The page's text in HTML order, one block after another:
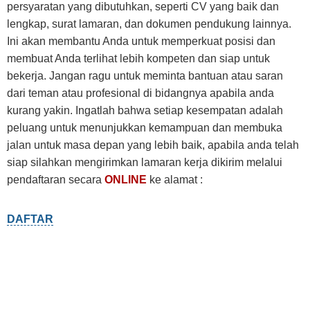
persyaratan yang dibutuhkan, seperti CV yang baik dan
lengkap, surat lamaran, dan dokumen pendukung lainnya.
Ini akan membantu Anda untuk memperkuat posisi dan
membuat Anda terlihat lebih kompeten dan siap untuk
bekerja. Jangan ragu untuk meminta bantuan atau saran
dari teman atau profesional di bidangnya apabila anda
kurang yakin. Ingatlah bahwa setiap kesempatan adalah
peluang untuk menunjukkan kemampuan dan membuka
jalan untuk masa depan yang lebih baik, apabila anda telah
siap silahkan mengirimkan lamaran kerja dikirim melalui
pendaftaran secara ONLINE ke alamat :
DAFTAR